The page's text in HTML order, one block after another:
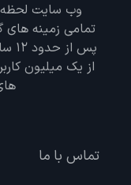
وب سایت لحظه
از یک میلیون
تماس با ما